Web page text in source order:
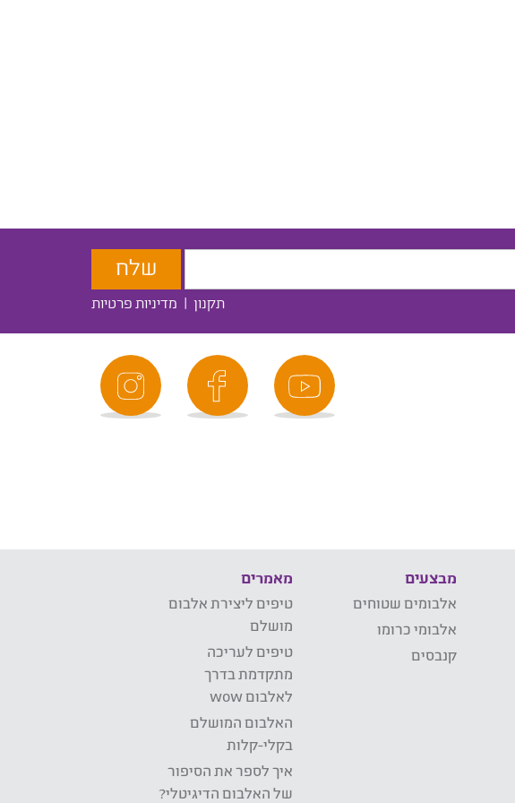
תקנון | מדיניות פרטיות
מבצעים
אלבומים שטוחים
אלבומי כרומו
קנבסים
מאמרים
טיפים ליצירת אלבום
מושלם
טיפים לעריכה
מתקדמת בדרך
לאלבום wow
האלבום המושלם
בקלי-קלות
איך לספר את הסיפור
של האלבום הדיגיטלי?